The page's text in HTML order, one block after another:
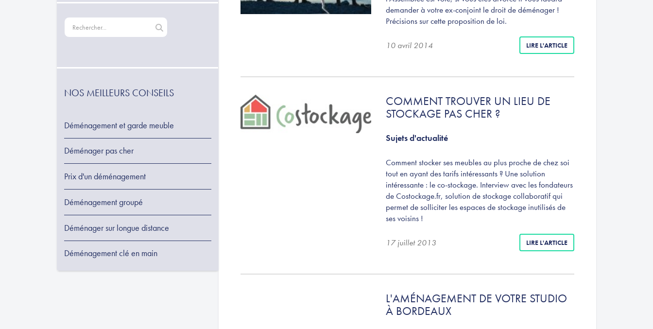
NOS MEILLEURS CONSEILS
Déménagement et garde meuble
Déménager pas cher
Prix d'un déménagement
Déménagement groupé
Déménager sur longue distance
Déménagement clé en main
demander à votre ex-conjoint le droit de déménager !
Précisions sur cette proposition de loi.
10 avril 2014 LIRE L'ARTICLE
COMMENT TROUVER UN LIEU DE
STOCKAGE PAS CHER ?
Sujets d'actualité
Comment stocker ses meubles au plus proche de chez soi
tout en ayant des tarifs intéressants ? Une solution
intéressante : le co-stockage. Interview avec les fondateurs
de Costockage.fr, solution de stockage collaboratif qui
permet de solliciter les espaces de stockage inutilisés de
ses voisins !
17 juillet 2013 LIRE L'ARTICLE
L'AMÉNAGEMENT DE VOTRE STUDIO
À BORDEAUX